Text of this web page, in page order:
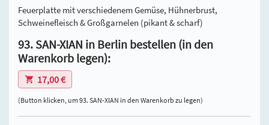
Feuerplatte mit verschiedenem Gemüse, Hühnerbrust,
Schweinefleisch & Großgarnelen (pikant & scharf)
93. SAN-XIAN in Berlin bestellen (in den
Warenkorb legen):
17,00 €
(Button klicken, um 93. SAN-XIAN in den Warenkorb zu legen)